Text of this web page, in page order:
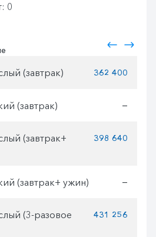
0
(завтрак) 362 400
(завтрак) —
(завтрак+
398 640
(завтрак+ ужин) —
(3-разовое
431 256